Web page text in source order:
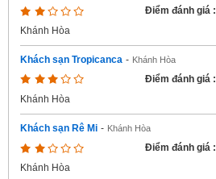
Điểm đánh giá :
Khánh Hòa
Khách sạn Tropicanca - Khánh Hòa
Điểm đánh giá :
Khánh Hòa
Khách sạn Rê Mi - Khánh Hòa
Điểm đánh giá :
Khánh Hòa